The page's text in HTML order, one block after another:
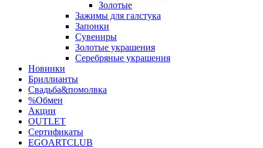
Золотые
Зажимы для галстука
Запонки
Сувениры
Золотые украшения
Серебряные украшения
Новинки
Бриллианты
Свадьба&помолвка
%Обмен
Акции
OUTLET
Сертификаты
EGOARTCLUB